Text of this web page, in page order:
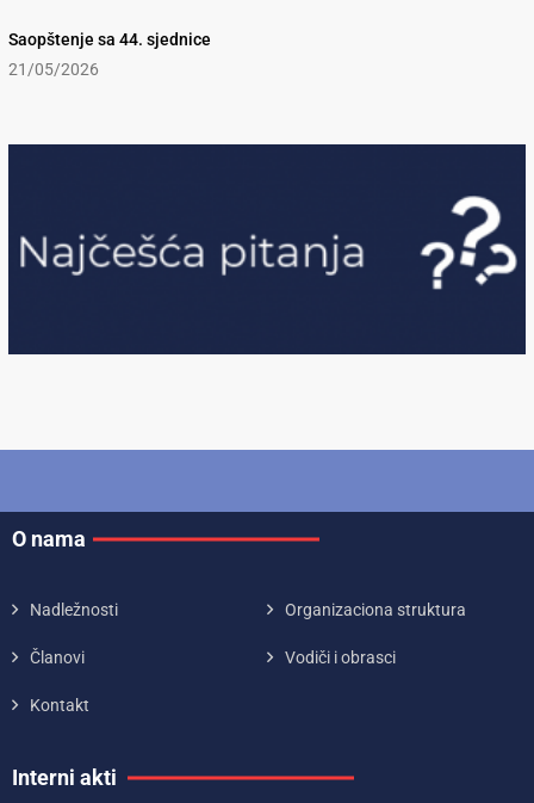
Saopštenje sa 44. sjednice
21/05/2026
O nama
Nadležnosti Organizaciona struktura
Članovi Vodiči i obrasci
Kontakt
Interni akti